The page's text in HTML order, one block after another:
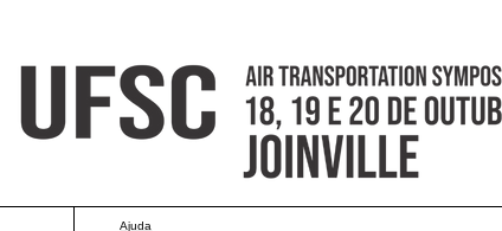
Ajuda